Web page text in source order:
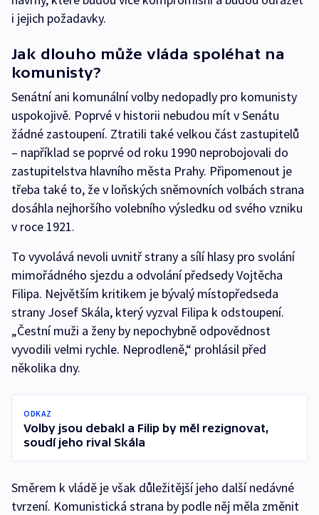
i jejich požadavky.
Jak dlouho může vláda spoléhat na
komunisty?
Senátní ani komunální volby nedopadly pro komunisty
uspokojivě. Poprvé v historii nebudou mít v Senátu
žádné zastoupení. Ztratili také velkou část zastupitelů
– například se poprvé od roku 1990 neprobojovali do
zastupitelstva hlavního města Prahy. Připomenout je
třeba také to, že v loňských sněmovních volbách strana
dosáhla nejhoršího volebního výsledku od svého vzniku
v roce 1921.
To vyvolává nevoli uvnitř strany a sílí hlasy pro svolání
mimořádného sjezdu a odvolání předsedy Vojtěcha
Filipa. Největším kritikem je bývalý místopředseda
strany Josef Skála, který vyzval Filipa k odstoupení.
„Čestní muži a ženy by nepochybně odpovědnost
vyvodili velmi rychle. Neprodleně,“ prohlásil před
několika dny.
ODKAZ
Volby jsou debakl a Filip by měl rezignovat,
soudí jeho rival Skála
Směrem k vládě je však důležitější jeho další nedávné
tvrzení. Komunistická strana by podle něj měla změnit